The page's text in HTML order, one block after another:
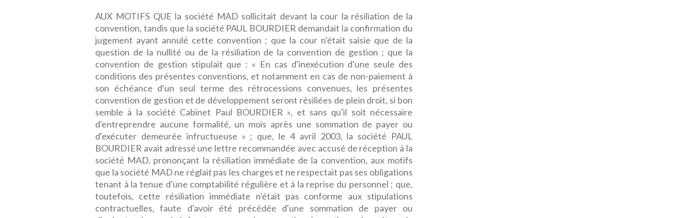
AUX MOTIFS QUE la société MAD sollicitait devant la cour la résiliation de la
convention, tandis que la société PAUL BOURDIER demandait la confirmation du
jugement ayant annulé cette convention ; que la cour n'était saisie que de la
question de la nullité ou de la résiliation de la convention de gestion ; que la
convention de gestion stipulait que : « En cas d'inexécution d'une seule des
conditions des présentes conventions, et notamment en cas de non-paiement à
son échéance d'un seul terme des rétrocessions convenues, les présentes
convention de gestion et de développement seront résiliées de plein droit, si bon
semble à la société Cabinet Paul BOURDIER », et sans qu'il soit nécessaire
d'entreprendre aucune formalité, un mois après une sommation de payer ou
d'exécuter demeurée infructueuse » ; que, le 4 avril 2003, la société PAUL
BOURDIER avait adressé une lettre recommandée avec accusé de réception à la
société MAD, prononçant la résiliation immédiate de la convention, aux motifs
que la société MAD ne réglait pas les charges et ne respectait pas ses obligations
tenant à la tenue d'une comptabilité régulière et à la reprise du personnel ; que,
toutefois, cette résiliation immédiate n'était pas conforme aux stipulations
contractuelles, faute d'avoir été précédée d'une sommation de payer ou